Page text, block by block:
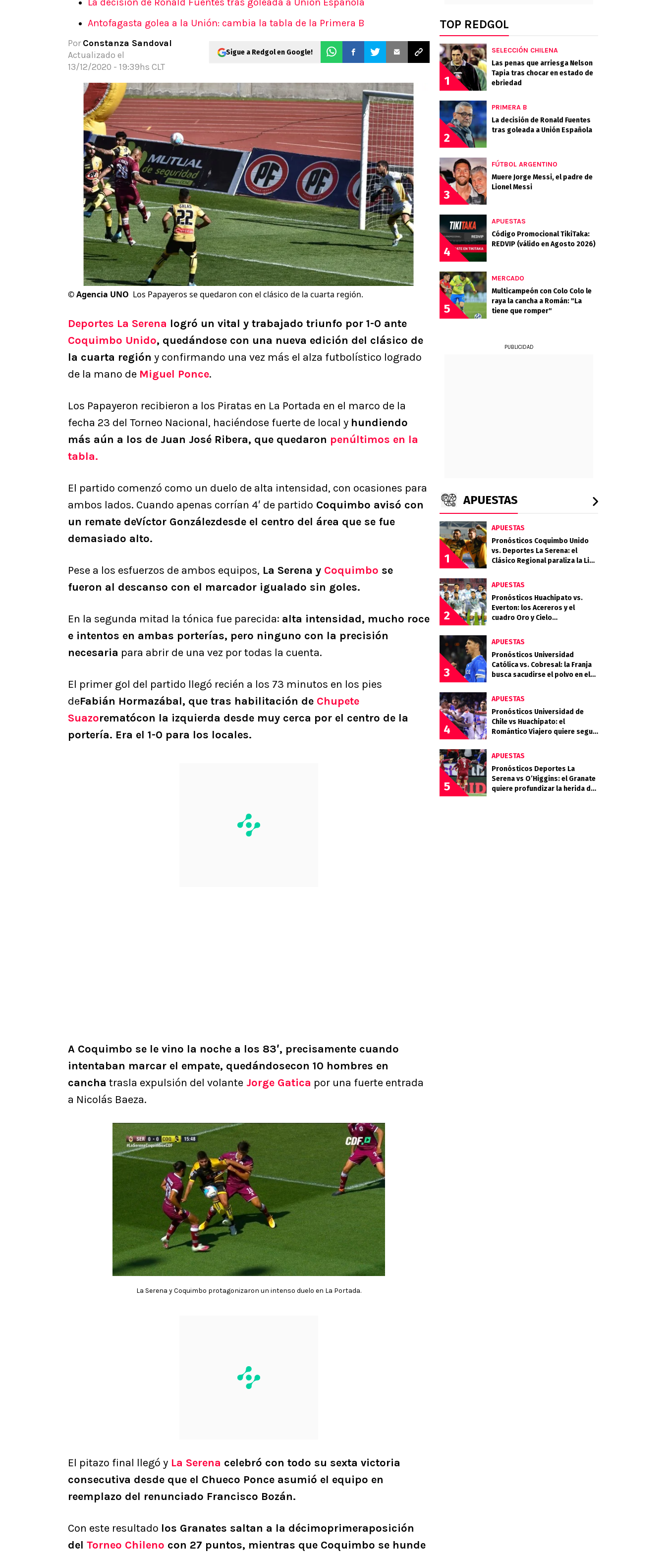
Pronósticos
Antofagasta golea a la Unión: cambia la tabla de la Primera B
Por Constanza Sandoval
Actualizado el
13/12/2020 - 19:39hs CLT
Sigue a Redgol en Google!
©Agencia UNO Los Papayeros se quedaron con el clásico de la cuarta región.
Deportes La Serena logró un vital y trabajado triunfo por 1-0 ante
Coquimbo Unido, quedándose con una nueva edición del clásico de
la cuarta región y confirmando una vez más el alza futbolístico logrado
de la mano de Miguel Ponce.
Los Papayeron recibieron a los Piratas en La Portada en el marco de la
fecha 23 del Torneo Nacional, haciéndose fuerte de local y hundiendo
más aún a los de Juan José Ribera, que quedaron penúltimos en la
tabla.
El partido comenzó como un duelo de alta intensidad, con ocasiones para
ambos lados. Cuando apenas corrían 4′ de partido Coquimbo avisó con
un remate deVíctor Gonzálezdesde el centro del área que se fue
demasiado alto.
Pese a los esfuerzos de ambos equipos, La Serena y Coquimbo se
fueron al descanso con el marcador igualado sin goles.
En la segunda mitad la tónica fue parecida: alta intensidad, mucho roce
e intentos en ambas porterías, pero ninguno con la precisión
necesaria para abrir de una vez por todas la cuenta.
El primer gol del partido llegó recién a los 73 minutos en los pies
deFabián Hormazábal, que tras habilitación de Chupete
Suazorematócon la izquierda desde muy cerca por el centro de la
portería. Era el 1-0 para los locales.
A Coquimbo se le vino la noche a los 83′, precisamente cuando
intentaban marcar el empate, quedándosecon 10 hombres en
cancha trasla expulsión del volante Jorge Gatica por una fuerte entrada
a Nicolás Baeza.
La Serena y Coquimbo protagonizaron un intenso duelo en La Portada.
El pitazo final llegó y La Serena celebró con todo su sexta victoria
consecutiva desde que el Chueco Ponce asumió el equipo en
reemplazo del renunciado Francisco Bozán.
Con este resultado los Granates saltan a la décimoprimeraposición
del Torneo Chileno con 27 puntos, mientras que Coquimbo se hunde
TOP REDGOL
1
SELECCIÓN CHILENA
Las penas que arriesga Nelson
Tapia tras chocar en estado de
ebriedad
2
PRIMERA B
La decisión de Ronald Fuentes
tras goleada a Unión Española
3
FÚTBOL ARGENTINO
Muere Jorge Messi, el padre de
Lionel Messi
4
APUESTAS
Código Promocional TikiTaka:
REDVIP (válido en Agosto 2026)
5
MERCADO
Multicampeón con Colo Colo le
raya la cancha a Román: "La
tiene que romper"
PUBLICIDAD
APUESTAS
1
APUESTAS
Pronósticos Coquimbo Unido
vs. Deportes La Serena: el
Clásico Regional paraliza la Liga
2
APUESTAS
Pronósticos Huachipato vs.
Everton: los Acereros y el
cuadro Oro y Cielo
por la fecha 18
3
APUESTAS
Pronósticos Universidad
Católica vs. Cobresal: la Franja
busca sacudirse el polvo en el
4
APUESTAS
Pronósticos Universidad de
Chile vs Huachipato: el
Romántico Viajero quiere seguir
5
APUESTAS
Pronósticos Deportes La
Serena vs O’Higgins: el Granate
quiere profundizar la herida del